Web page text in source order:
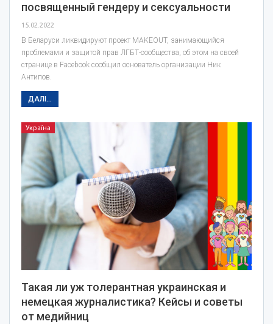
посвященный гендеру и сексуальности
15.02.2022
В Беларуси ликвидируют проект MAKEOUT, занимающийся
проблемами и защитой прав ЛГБТ-сообщества, об этом на своей
странице в Facebook сообщил основатель организации Ник
Антипов.
ДАЛІ...
Україна
Такая ли уж толерантная украинская и
немецкая журналистика? Кейсы и советы
от медийниц